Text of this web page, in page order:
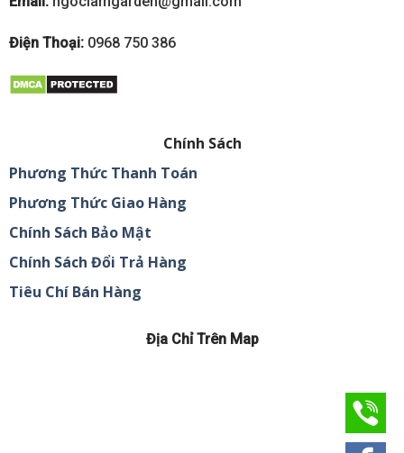
Điện Thoại: 0968 750 386
Chính Sách
Phương Thức Thanh Toán
Phương Thức Giao Hàng
Chính Sách Bảo Mật
Chính Sách Đổi Trả Hàng
Tiêu Chí Bán Hàng
Địa Chỉ Trên Map